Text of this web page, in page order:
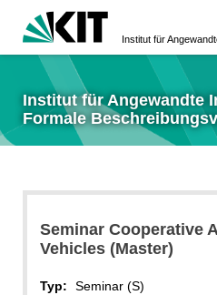
Institut für Angewandte
Formale
Seminar Cooperative
Vehicles (Master)
Typ:
Seminar (S)